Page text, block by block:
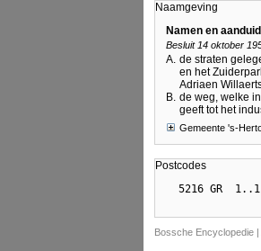
Naamgeving
Namen en
Besluit 14 oktober
A. de straten
en het
Adriaen
B. de weg, welke
geeft tot het
Gemeente 's-
Postcodes
Bossche Encyclopedie |